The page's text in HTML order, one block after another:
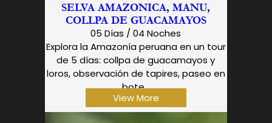
SELVA AMAZONICA, MANU,
COLLPA DE GUACAMAYOS
05 Días / 04 Noches
Explora la Amazonía peruana en un tour
de 5 días: collpa de guacamayos y
loros, observación de tapires, paseo en
bote...
View More